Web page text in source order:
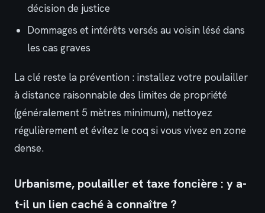
décision de justice
Dommages et intérêts versés au voisin lésé dans
les cas graves
La clé reste la prévention : installez votre poulailler
à distance raisonnable des limites de propriété
(généralement 5 mètres minimum), nettoyez
régulièrement et évitez le coq si vous vivez en zone
dense.
Urbanisme, poulailler et taxe foncière : y a-
t-il un lien caché à connaître ?